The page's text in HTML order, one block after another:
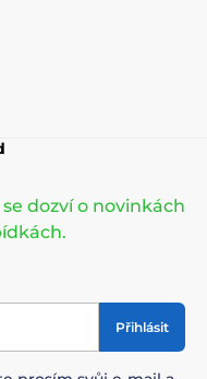
dozví o novinkách
Přihlásit